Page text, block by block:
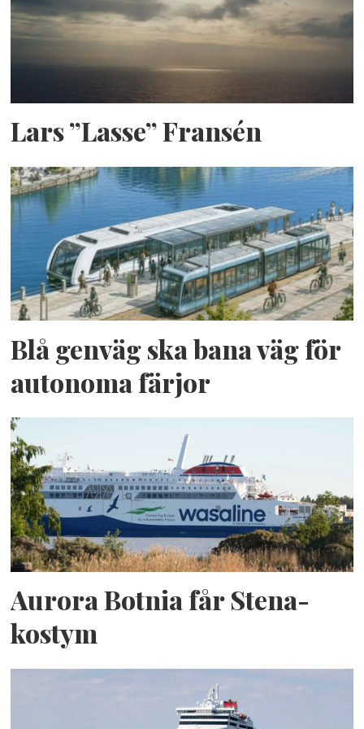
Lars ”Lasse” Fransén
Blå genväg ska bana väg för
autonoma färjor
Aurora Botnia får Stena-
kostym